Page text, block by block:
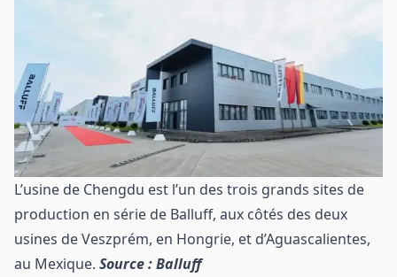
L’usine de Chengdu est l’un des trois grands sites de
production en série de Balluff, aux côtés des deux
usines de Veszprém, en Hongrie, et d’Aguascalientes,
au Mexique. Source : Balluff